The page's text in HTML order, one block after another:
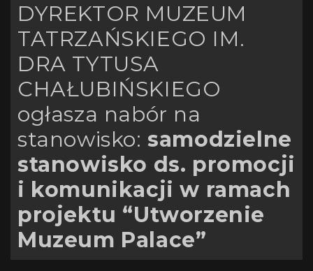
DYREKTOR MUZEUM
TATRZAŃSKIEGO IM.
DRA TYTUSA
CHAŁUBIŃSKIEGO
ogłasza nabór na
stanowisko: samodzielne
stanowisko ds. promocji
i komunikacji w ramach
projektu “Utworzenie
Muzeum Palace”